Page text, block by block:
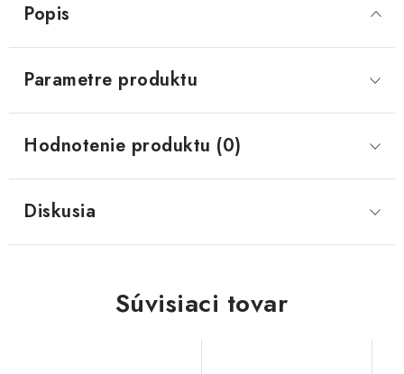
Popis
Parametre produktu
Hodnotenie produktu (0)
Diskusia
Súvisiaci tovar